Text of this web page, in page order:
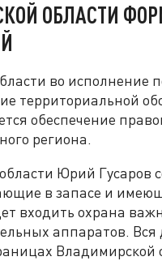
ОБЛАСТИ
во исполнение
территориальной
обеспечение
региона.
Юрий Гусаров
в запасе и
входить охрана
аппаратов. Вся
Владимирской